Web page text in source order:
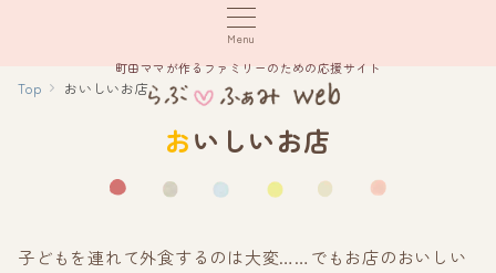
Menu
町田ママが作るファミリーのための応援サイト
Top おいしいお店
おいしいお店
子どもを連れて外食するのは大変……でもお店のおいしい